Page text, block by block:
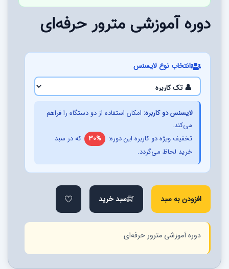
دوره آموزشی مترور حرفه‌ای
انتخاب نوع لایسنس
لایسنس دو کاربره:امکان استفاده از دو دستگاه را فراهم
می‌کند.
تخفیف ویژه دو کاربره این دوره:
30% که در سبد
خرید لحاظ می‌گردد.
افزودن به سبد سبد خرید
دوره آموزشی مترور حرفه‌ای